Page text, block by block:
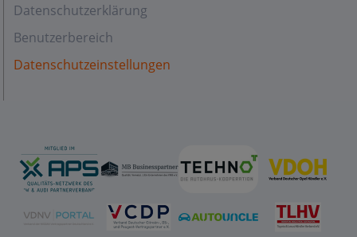
Datenschutzerklärung
Benutzerbereich
Datenschutzeinstellungen